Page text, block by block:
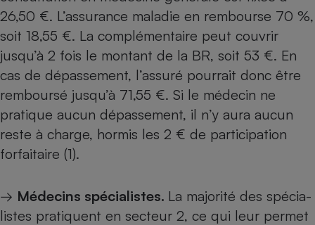
26,50 €. L’assurance maladie en rembourse 70 %,
soit 18,55 €. La complémentaire peut couvrir
jusqu’à 2 fois le montant de la BR, soit 53 €. En
cas de dépassement, l’assuré pourrait donc être
remboursé jusqu’à 71,55 €. Si le médecin ne
pratique aucun dépassement, il n’y aura aucun
reste à charge, hormis les 2 € de participation
forfaitaire (1).
→ Médecins spécialistes. La majorité des spécia­
listes pratiquent en secteur 2, ce qui leur permet